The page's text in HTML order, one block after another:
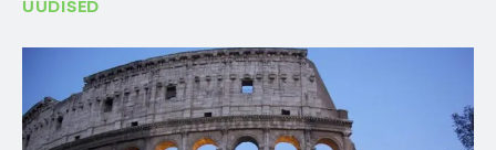
UUDISED